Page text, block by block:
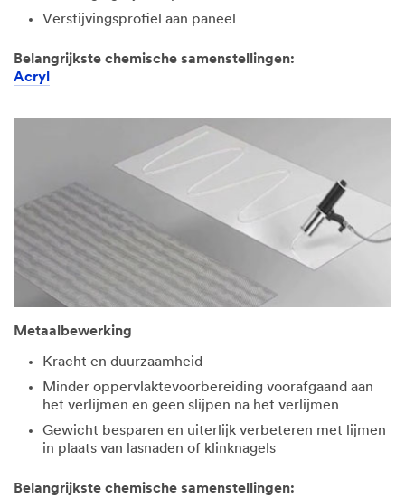
Verstijvingsprofiel aan paneel
Belangrijkste chemische samenstellingen:
Acryl
Metaalbewerking
Kracht en duurzaamheid
Minder oppervlaktevoorbereiding voorafgaand aan
het verlijmen en geen slijpen na het verlijmen
Gewicht besparen en uiterlijk verbeteren met lijmen
in plaats van lasnaden of klinknagels
Belangrijkste chemische samenstellingen: